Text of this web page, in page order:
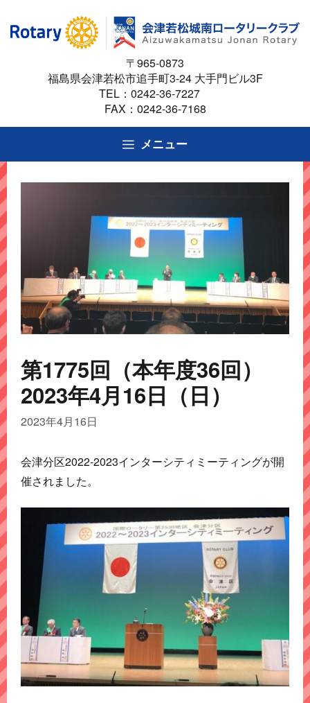
ス
ッ
プ
〒965-0873
福島県会津若松市追手町3-24 大手門ビル3F
TEL： 0242-36-7227
FAX：0242-36-7168
メニュー
第1775回（本年度36回）
2023年4月16日（日）
2023年4月16日
会津分区2022-2023インターシティミーティングが開
催されました。